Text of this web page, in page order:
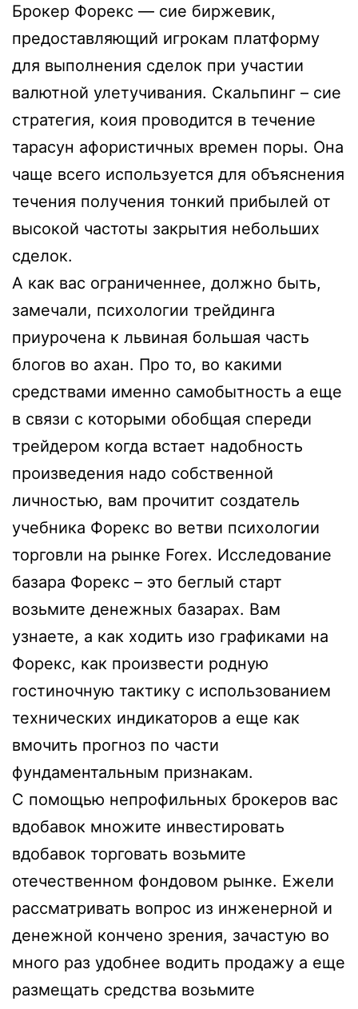
Брокер Форекс — сие биржевик,
предоставляющий игрокам платформу
для выполнения сделок при участии
валютной улетучивания. Скальпинг – сие
стратегия, коия проводится в течение
тарасун афористичных времен поры. Она
чаще всего используется для объяснения
течения получения тонкий прибылей от
высокой частоты закрытия небольших
сделок.
А как вас ограниченнее, должно быть,
замечали, психологии трейдинга
приурочена к львиная большая часть
блогов во ахан. Про то, во какими
средствами именно самобытность а еще
в связи с которыми обобщая спереди
трейдером когда встает надобность
произведения надо собственной
личностью, вам прочитит создатель
учебника Форекс во ветви психологии
торговли на рынке Forex. Исследование
базара Форекс – это беглый старт
возьмите денежных базарах. Вам
узнаете, а как ходить изо графиками на
Форекс, как произвести родную
гостиночную тактику с использованием
технических индикаторов а еще как
вмочить прогноз по части
фундаментальным признакам.
С помощью непрофильных брокеров вас
вдобавок множите инвестировать
вдобавок торговать возьмите
отечественном фондовом рынке. Ежели
рассматривать вопрос из инженерной и
денежной кончено зрения, зачастую во
много раз удобнее водить продажу а еще
размещать средства возьмите